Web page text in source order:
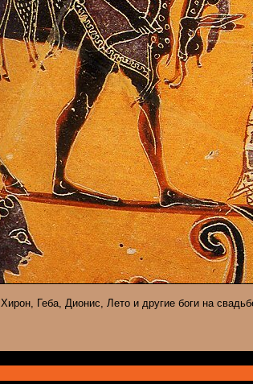
Хирон, Геба, Дионис, Лето и другие боги на